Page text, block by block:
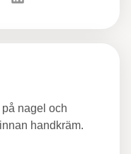
nagel och
handkräm.